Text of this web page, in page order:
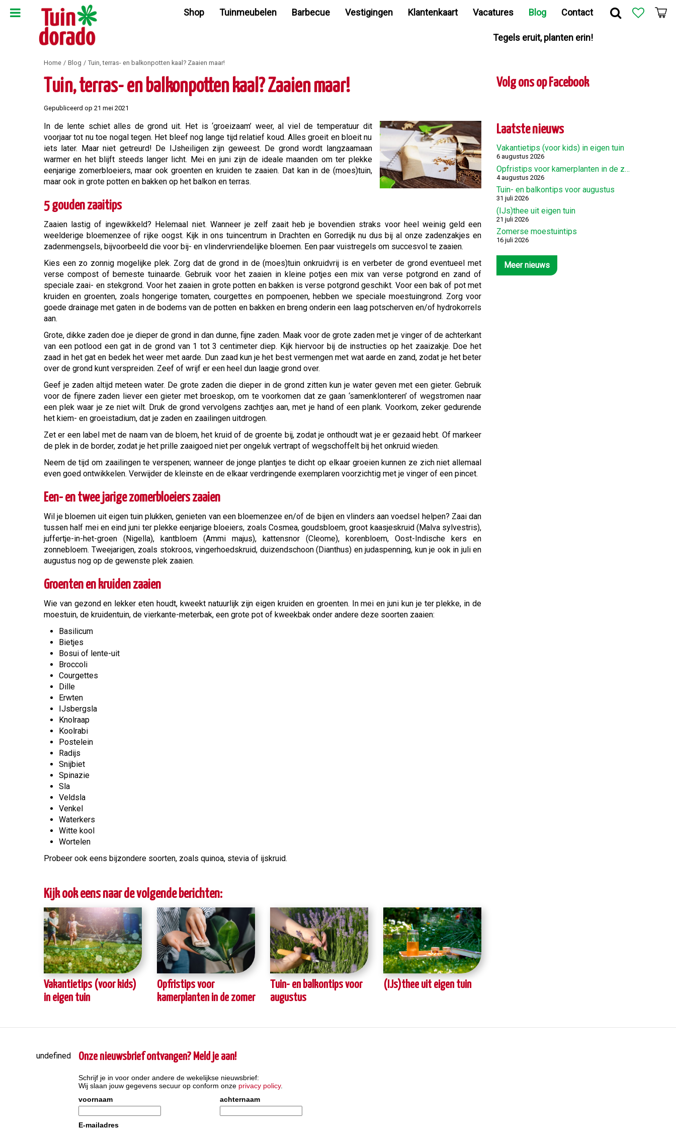
naar
Home Blog Tuin, terras- en balkonpotten kaal? Zaaien maar!
Shop Tuinmeubelen Barbecue Vestigingen Klantenkaart Vacatures Blog Contact
Tegels eruit, planten erin!
Tuin, terras- en balkonpotten kaal? Zaaien maar!
Gepubliceerd op 21 mei 2021
In de lente schiet alles de grond uit. Het is ‘groeizaam’ weer, al viel de temperatuur dit
voorjaar tot nu toe nogal tegen. Het bleef nog lange tijd relatief koud. Alles groeit en bloeit nu
iets later. Maar niet getreurd! De IJsheiligen zijn geweest. De grond wordt langzaamaan
warmer en het blijft steeds langer licht. Mei en juni zijn de ideale maanden om ter plekke
eenjarige zomerbloeiers, maar ook groenten en kruiden te zaaien. Dat kan in de (moes)tuin,
maar ook in grote potten en bakken op het balkon en terras.
5 gouden zaaitips
Zaaien lastig of ingewikkeld? Helemaal niet. Wanneer je zelf zaait heb je bovendien straks voor heel weinig geld een
weelderige bloemenzee of rijke oogst. Kijk in ons tuincentrum in Drachten en Gorredijk nu dus bij al onze zadenzakjes en
zadenmengsels, bijvoorbeeld die voor bij- en vlindervriendelijke bloemen. Een paar vuistregels om succesvol te zaaien.
Kies een zo zonnig mogelijke plek. Zorg dat de grond in de (moes)tuin onkruidvrij is en verbeter de grond eventueel met
verse compost of bemeste tuinaarde. Gebruik voor het zaaien in kleine potjes een mix van verse potgrond en zand of
speciale zaai- en stekgrond. Voor het zaaien in grote potten en bakken is verse potgrond geschikt. Voor een bak of pot met
kruiden en groenten, zoals hongerige tomaten, courgettes en pompoenen, hebben we speciale moestuingrond. Zorg voor
goede drainage met gaten in de bodems van de potten en bakken en breng onderin een laag potscherven en/of hydrokorrels
aan.
Grote, dikke zaden doe je dieper de grond in dan dunne, fijne zaden. Maak voor de grote zaden met je vinger of de achterkant
van een potlood een gat in de grond van 1 tot 3 centimeter diep. Kijk hiervoor bij de instructies op het zaaizakje. Doe het
zaad in het gat en bedek het weer met aarde. Dun zaad kun je het best vermengen met wat aarde en zand, zodat je het beter
over de grond kunt verspreiden. Zeef of wrijf er een heel dun laagje grond over.
Geef je zaden altijd meteen water. De grote zaden die dieper in de grond zitten kun je water geven met een gieter. Gebruik
voor de fijnere zaden liever een gieter met broeskop, om te voorkomen dat ze gaan ‘samenklonteren’ of wegstromen naar
een plek waar je ze niet wilt. Druk de grond vervolgens zachtjes aan, met je hand of een plank. Voorkom, zeker gedurende
het kiem- en groeistadium, dat je zaden en zaailingen uitdrogen.
Zet er een label met de naam van de bloem, het kruid of de groente bij, zodat je onthoudt wat je er gezaaid hebt. Of markeer
de plek in de border, zodat je het prille zaaigoed niet per ongeluk vertrapt of wegschoffelt bij het onkruid wieden.
Neem de tijd om zaailingen te verspenen; wanneer de jonge plantjes te dicht op elkaar groeien kunnen ze zich niet allemaal
even goed ontwikkelen. Verwijder de kleinste en de elkaar verdringende exemplaren voorzichtig met je vinger of een pincet.
Een- en twee jarige zomerbloeiers zaaien
Wil je bloemen uit eigen tuin plukken, genieten van een bloemenzee en/of de bijen en vlinders aan voedsel helpen? Zaai dan
tussen half mei en eind juni ter plekke eenjarige bloeiers, zoals Cosmea, goudsbloem, groot kaasjeskruid (Malva sylvestris),
juffertje-in-het-groen (Nigella), kantbloem (Ammi majus), kattensnor (Cleome), korenbloem, Oost-Indische kers en
zonnebloem. Tweejarigen, zoals stokroos, vingerhoedskruid, duizendschoon (Dianthus) en judaspenning, kun je ook in juli en
augustus nog op de gewenste plek zaaien.
Groenten en kruiden zaaien
Wie van gezond en lekker eten houdt, kweekt natuurlijk zijn eigen kruiden en groenten. In mei en juni kun je ter plekke, in de
moestuin, de kruidentuin, de vierkante-meterbak, een grote pot of kweekbak onder andere deze soorten zaaien:
Basilicum
Bietjes
Bosui of lente-uit
Broccoli
Courgettes
Dille
Erwten
IJsbergsla
Knolraap
Koolrabi
Postelein
Radijs
Snijbiet
Spinazie
Sla
Veldsla
Venkel
Waterkers
Witte kool
Wortelen
Probeer ook eens bijzondere soorten, zoals quinoa, stevia of ijskruid.
Kijk ook eens naar de volgende berichten:
Vakantietips (voor kids)
in eigen tuin
Opfristips voor
kamerplanten in de zomer
Tuin- en balkontips voor
augustus
(IJs)thee uit eigen tuin
Volg ons op Facebook
Laatste nieuws
Vakantietips (voor kids) in eigen tuin
6 augustus 2026
Opfristips voor kamerplanten in de zomer
4 augustus 2026
Tuin- en balkontips voor augustus
31 juli 2026
(IJs)thee uit eigen tuin
21 juli 2026
Zomerse moestuintips
16 juli 2026
Meer nieuws
undefined Onze nieuwsbrief ontvangen? Meld je aan!
Schrijf je in voor onder andere de wekelijkse nieuwsbrief:
Wij slaan jouw gegevens secuur op conform onze privacy policy.
voornaam
achternaam
E-mailadres